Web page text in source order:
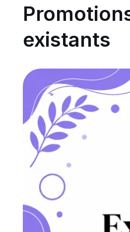
existants